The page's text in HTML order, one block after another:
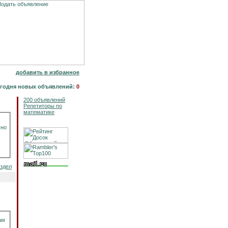
добавить в избранное
новых объявлений: 0
200 объявлений
Репетиторы по
математике